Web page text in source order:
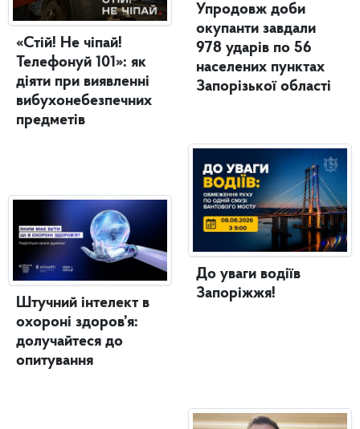
«Стій! Не чіпай!
Телефонуй 101»: як
діяти при виявленні
вибухонебезпечних
предметів
Штучний інтелект в
охороні здоров’я:
долучайтеся до
опитування
Упродовж доби
окупанти завдали
978 ударів по 56
населених пунктах
Запорізької області
До уваги водіїв
Запоріжжя!